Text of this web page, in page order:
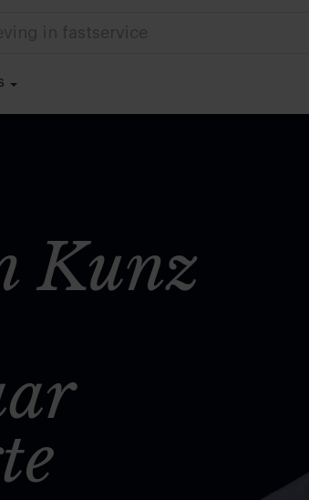
in foodservice
Kunz